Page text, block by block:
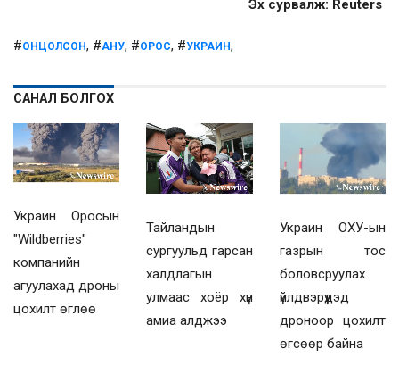
Эх сурвалж: Reuters
#ОНЦОЛСОН, #АНУ, #ОРОС, #УКРАИН,
САНАЛ БОЛГОХ
Украин Оросын
"Wildberries"
компанийн
агуулахад дроны
цохилт өглөө
Тайландын
сургуульд гарсан
халдлагын
улмаас хоёр хүн
амиа алджээ
Украин ОХУ-ын
газрын тос
боловсруулах
үйлдвэрүүдэд
дроноор цохилт
өгсөөр байна